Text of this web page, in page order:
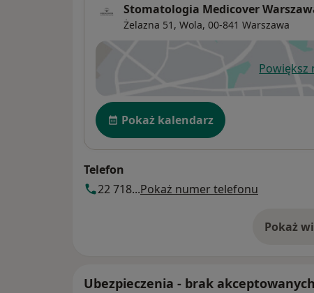
Stomatologia Medicover
Żelazna 51, Wola, 00-841 Warszawa
Powiększ
Dostępność
Pokaż kalendarz
Telefon
22 718...Pokaż numer telefonu
Pokaż o
Ubezpieczenia - brak akceptowanych